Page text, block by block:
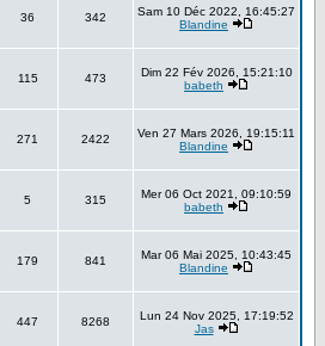
36 342
Sam 10 Déc 2022, 16:45:27
Blandine
115 473
Dim 22 Fév 2026, 15:21:10
babeth
271 2422
Ven 27 Mars 2026, 19:15:11
Blandine
5 315
Mer 06 Oct 2021, 09:10:59
babeth
179 841
Mar 06 Mai 2025, 10:43:45
Blandine
447 8268
Lun 24 Nov 2025, 17:19:52
Jas